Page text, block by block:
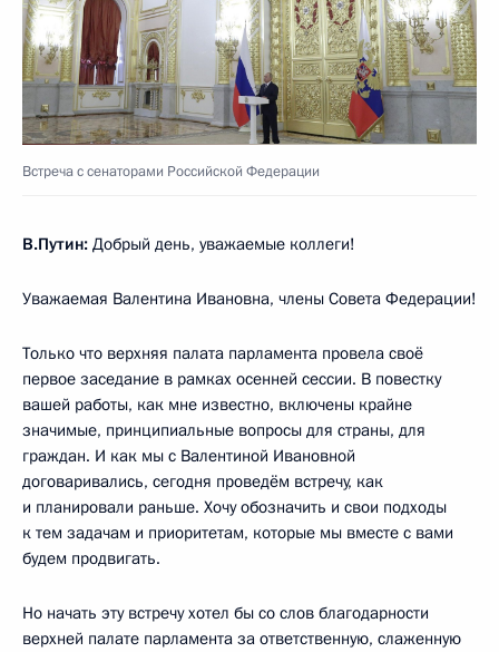
Встреча с сенаторами Российской Федерации
В.Путин: Добрый день, уважаемые коллеги!
Уважаемая Валентина Ивановна, члены Совета Федерации!
Только что верхняя палата парламента провела своё
первое заседание в рамках осенней сессии. В повестку
вашей работы, как мне известно, включены крайне
значимые, принципиальные вопросы для страны, для
граждан. И как мы с Валентиной Ивановной
договаривались, сегодня проведём встречу, как
и планировали раньше. Хочу обозначить и свои подходы
к тем задачам и приоритетам, которые мы вместе с вами
будем продвигать.
Но начать эту встречу хотел бы со слов благодарности
верхней палате парламента за ответственную, слаженную